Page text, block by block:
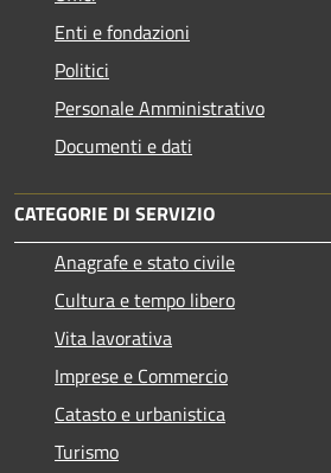
Enti e fondazioni
Politici
Personale Amministrativo
Documenti e dati
CATEGORIE DI SERVIZIO
Anagrafe e stato civile
Cultura e tempo libero
Vita lavorativa
Imprese e Commercio
Catasto e urbanistica
Turismo